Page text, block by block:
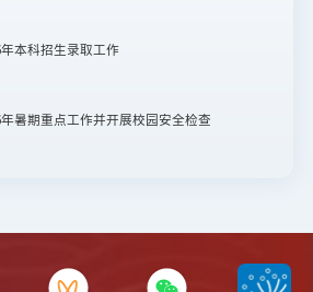
本科招生录取工作
暑期重点工作并开展校园安全检查